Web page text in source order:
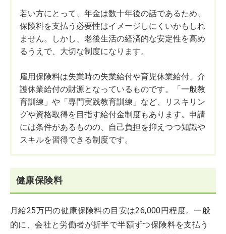
若い方にとって、年金は数十年後の話であるため、
保険料を支払う必要性はイメージしにくいかもしれ
ません。しかし、老後生活の経済的な安定性を高め
るうえで、大切な制度になります。
雇用保険料は失業時の失業給付や育児休業給付、介
護休業給付の財源となっているものです。「一般教
育訓練」や「専門実践教育訓練」など、リスキリン
グや資格取得を目指す給付金制度もあります。申請
には条件があるものの、自己負担を抑えつつ知識や
スキルを習得できる制度です。
健康保険料
月給25万円の健康保険料の目安は26,000円程度。一般
的に、会社と労働者が折半で半額ずつ保険料を支払う